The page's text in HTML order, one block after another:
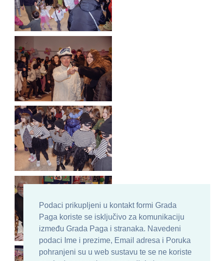
Podaci prikupljeni u kontakt formi Grada
Paga koriste se isključivo za komunikaciju
između Grada Paga i stranaka. Navedeni
podaci Ime i prezime, Email adresa i Poruka
pohranjeni su u web sustavu te se ne koriste